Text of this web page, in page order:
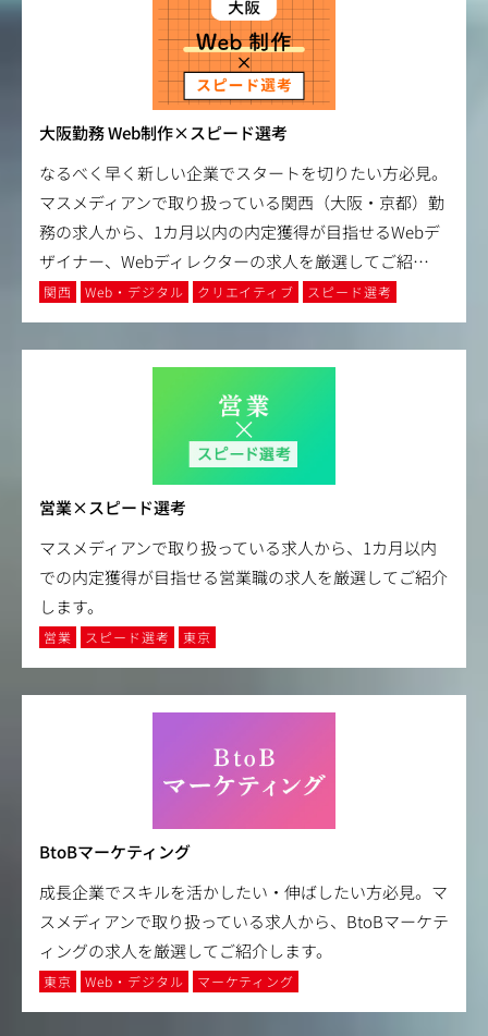
大阪勤務 Web制作×スピード選考
なるべく早く新しい企業でスタートを切りたい方必見。
マスメディアンで取り扱っている関西（大阪・京都）勤
務の求人から、1カ月以内の内定獲得が目指せるWebデ
ザイナー、Webディレクターの求人を厳選してご紹…
関西 Web・デジタル クリエイティブ スピード選考
営業×スピード選考
マスメディアンで取り扱っている求人から、1カ月以内
での内定獲得が目指せる営業職の求人を厳選してご紹介
します。
営業 スピード選考 東京
BtoBマーケティング
成長企業でスキルを活かしたい・伸ばしたい方必見。マ
スメディアンで取り扱っている求人から、BtoBマーケテ
ィングの求人を厳選してご紹介します。
東京 Web・デジタル マーケティング